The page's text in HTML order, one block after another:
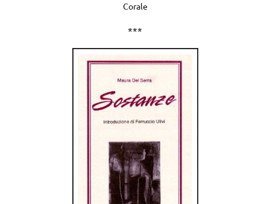
Corale
***